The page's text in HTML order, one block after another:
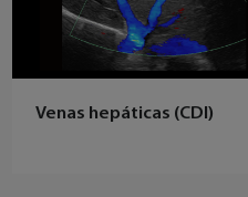
Venas hepáticas (CDI)